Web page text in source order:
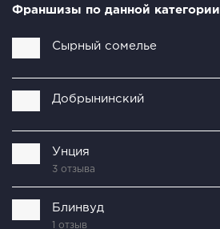
Франшизы по данной категории
Сырный сомелье
Добрынинский
Унция
3 отзыва
Блинвуд
1 отзыв